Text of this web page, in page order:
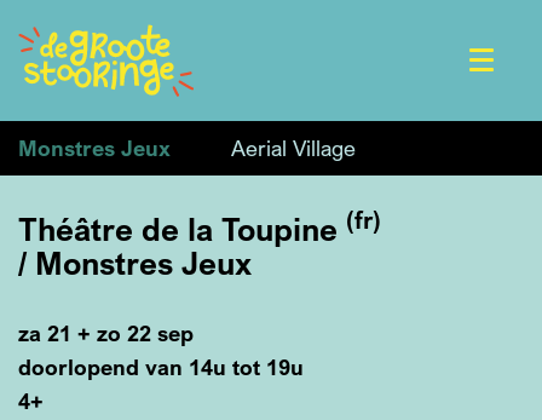
Menu
Monstres Jeux Aerial Village
Théâtre de la Toupine (fr)
/ Monstres Jeux
za 21 + zo 22 sep
doorlopend van 14u tot 19u
4+